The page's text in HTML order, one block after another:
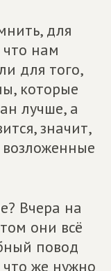
для
что нам
для того,
которые
лучше, а
значит,
Вчера на
они всё
повод
что же нужно